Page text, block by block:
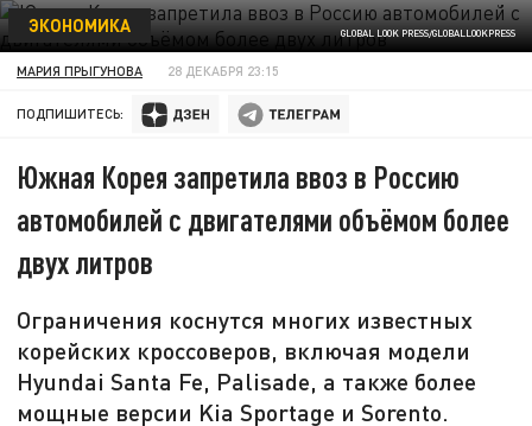
GLOBAL LOOK PRESS/GLOBALLOOKPRESS
ЭКОНОМИКА
МАРИЯ ПРЫГУНОВА 28 ДЕКАБРЯ 23:15
ПОДПИШИТЕСЬ:
Южная Корея запретила ввоз в Россию
автомобилей с двигателями объёмом более
двух литров
Ограничения коснутся многих известных
корейских кроссоверов, включая модели
Hyundai Santa Fe, Palisade, а также более
мощные версии Kia Sportage и Sorento.